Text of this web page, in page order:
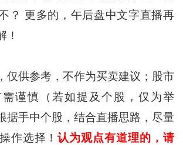
？ 更多的，午后盘中文字直播再
！
供参考，不作为买卖建议；股市
谨慎（若如提及个股，仅为举
据手中个股，结合直播思路，尽量
作选择！认为观点有道理的，请